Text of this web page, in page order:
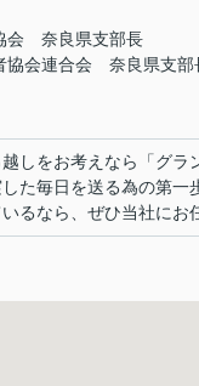
会 奈良県支部長
協会連合会 奈良県支部
しをお考えなら「グ
た毎日を送る為の第
るなら、ぜひ当社にお